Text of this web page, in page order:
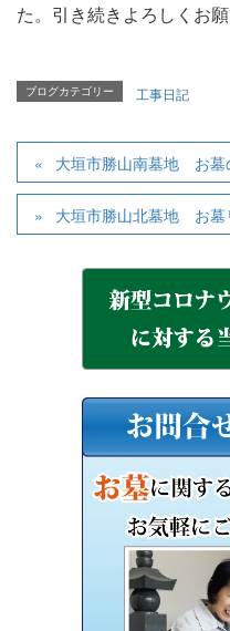
た。引き続きよろしくお願
ブログカテゴリー 工事日記
大垣市勝山南墓地 お墓
大垣市勝山北墓地 お